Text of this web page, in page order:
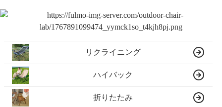
リクライニング
ハイバック
折りたたみ